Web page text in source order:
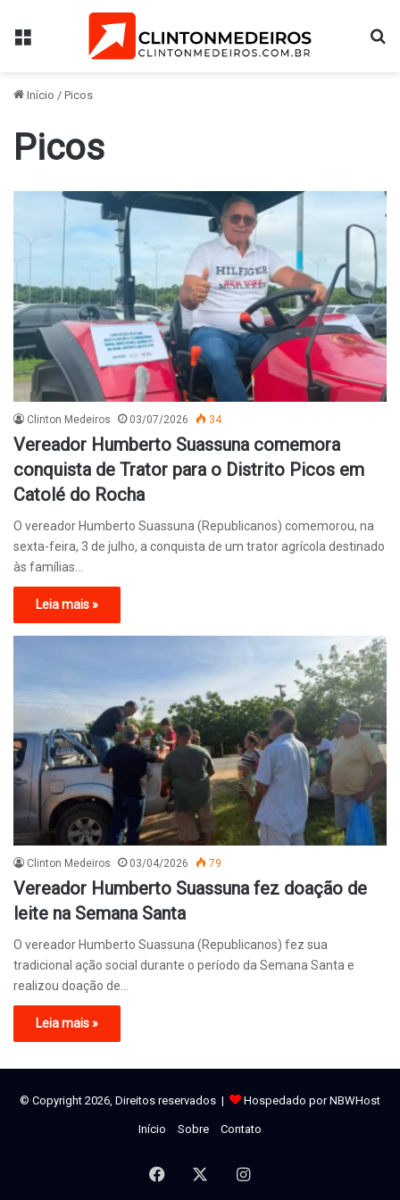
Menu
Início / Picos
Picos
Clinton Medeiros 03/07/2026 34
Vereador Humberto Suassuna comemora
conquista de Trator para o Distrito Picos em
Catolé do Rocha
O vereador Humberto Suassuna (Republicanos) comemorou, na
sexta-feira, 3 de julho, a conquista de um trator agrícola destinado
às famílias…
Leia mais »
Clinton Medeiros 03/04/2026 79
Vereador Humberto Suassuna fez doação de
leite na Semana Santa
O vereador Humberto Suassuna (Republicanos) fez sua
tradicional ação social durante o período da Semana Santa e
realizou doação de…
Leia mais »
© Copyright 2026, Direitos reservados | Hospedado por NBWHost
Início Sobre Contato
Facebook Instagram